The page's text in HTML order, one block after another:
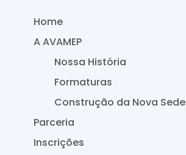
Home
A AVAMEP
Nossa História
Formaturas
Construção da Nova Sede
Parceria
Inscrições